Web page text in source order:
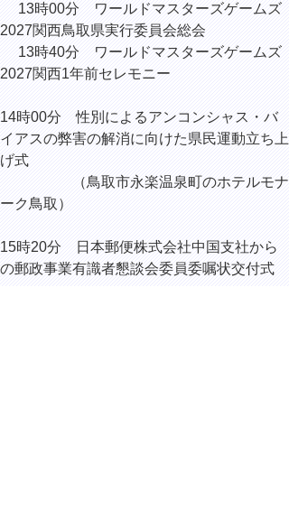
13時00分 ワールドマスターズゲームズ
2027関西鳥取県実行委員会総会
13時40分 ワールドマスターズゲームズ
2027関西1年前セレモニー
14時00分 性別によるアンコンシャス・バ
イアスの弊害の解消に向けた県民運動立ち上
げ式
（鳥取市永楽温泉町のホテルモナ
ーク鳥取）
15時20分 日本郵便株式会社中国支社から
の郵政事業有識者懇談会委員委嘱状交付式